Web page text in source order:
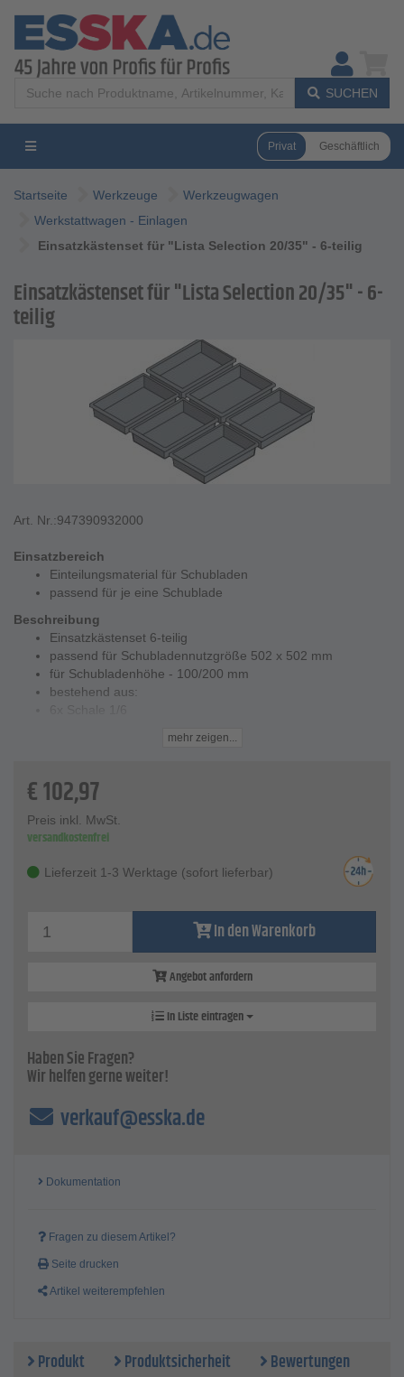
SUCHEN
Privat Geschäftlich
Startseite Werkzeuge
Werkzeugwagen
Werkstattwagen - Einlagen
Einsatzkästenset für "Lista Selection 20/35" - 6-teilig
Einsatzkästenset für "Lista Selection 20/35" - 6-
teilig
Art. Nr.:947390932000
Einsatzbereich
Einteilungsmaterial für Schubladen
passend für je eine Schublade
Beschreibung
Einsatzkästenset 6-teilig
passend für Schubladennutzgröße 502 x 502 mm
für Schubladenhöhe - 100/200 mm
bestehend aus:
mehr zeigen...
€102,97
Preis inkl. MwSt.
versandkostenfrei
Lieferzeit 1-3 Werktage (sofort lieferbar)
In den Warenkorb
Angebot anfordern
In Liste eintragen
Haben Sie Fragen?
Wir helfen gerne weiter!
verkauf@esska.de
Dokumentation
Fragen zu diesem Artikel?
Seite drucken
Artikel weiterempfehlen
Produkt Produktsicherheit Bewertungen